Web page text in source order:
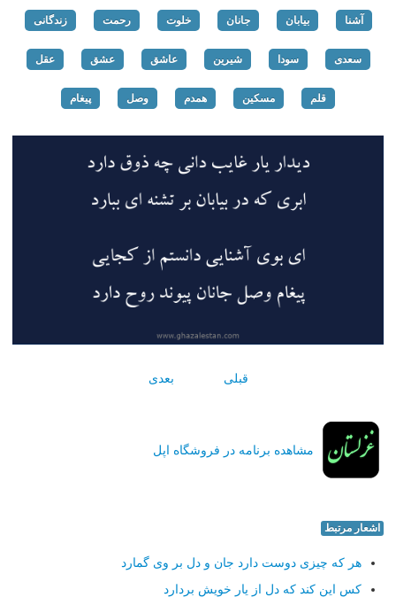
آشنا بیابان جانان خلوت رحمت زندگانی
سعدی سودا شیرین عاشق عشق عقل
قلم مسکین همدم وصل پیغام
قبلی بعدی
مشاهده برنامه در فروشگاه اپل
اشعار مرتبط
هر که چیزی دوست دارد جان و دل بر وی گمارد
کس این کند که دل از یار خویش بردارد